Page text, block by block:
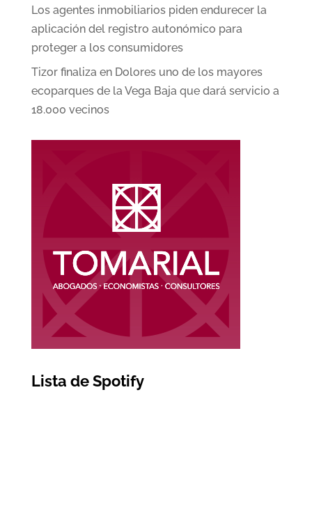
Los agentes inmobiliarios piden endurecer la
aplicación del registro autonómico para
proteger a los consumidores
Tizor finaliza en Dolores uno de los mayores
ecoparques de la Vega Baja que dará servicio a
18.000 vecinos
Lista de Spotify